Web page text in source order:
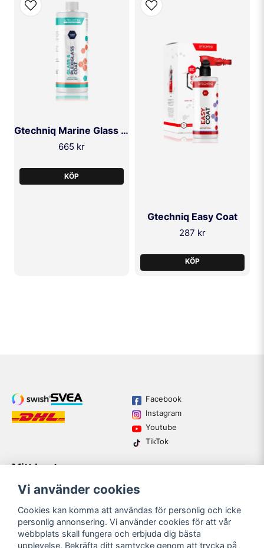
Gtechniq Marine Glass & Plexiglass Coat 250ml
665 kr
KÖP
Gtechniq Easy Coat
287 kr
KÖP
Facebook
Instagram
Youtube
TikTok
Mitt konto
Logga in
Glömt lösenord?
Kundtjänst
Guider
Vi använder cookies
Cookies kan komma att användas för personlig och icke
personlig annonsering. Vi använder cookies för att vår
webbplats skall fungera och erbjuda dig bästa
upplevelse. Bekräfta ditt samtycke genom att trycka på